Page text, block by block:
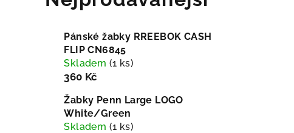
Pánské žabky RREEBOK CASH
FLIP CN6845
Skladem (1 ks)
360 Kč
Žabky Penn Large LOGO
White/Green
Skladem (1 ks)